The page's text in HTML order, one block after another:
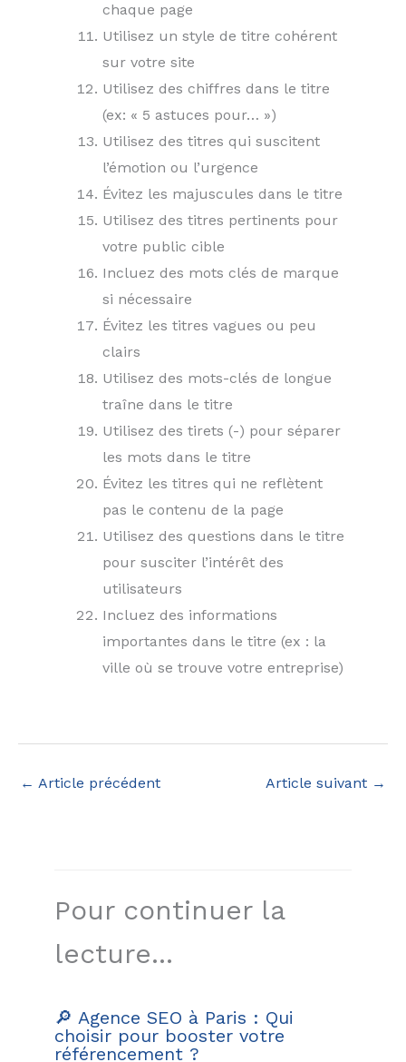
chaque page
Utilisez un style de titre cohérent
sur votre site
Utilisez des chiffres dans le titre
(ex: « 5 astuces pour… »)
Utilisez des titres qui suscitent
l’émotion ou l’urgence
Évitez les majuscules dans le titre
Utilisez des titres pertinents pour
votre public cible
Incluez des mots clés de marque
si nécessaire
Évitez les titres vagues ou peu
clairs
Utilisez des mots-clés de longue
traîne dans le titre
Utilisez des tirets (-) pour séparer
les mots dans le titre
Évitez les titres qui ne reflètent
pas le contenu de la page
Utilisez des questions dans le titre
pour susciter l’intérêt des
utilisateurs
Incluez des informations
importantes dans le titre (ex : la
ville où se trouve votre entreprise)
← Article précédent Article suivant →
Pour continuer la
lecture...
🔎 Agence SEO à Paris : Qui
choisir pour booster votre
référencement ?